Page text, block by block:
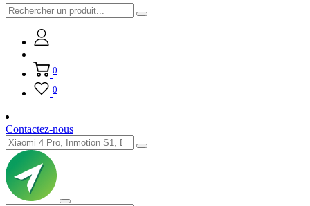
0
0
Contactez-nous